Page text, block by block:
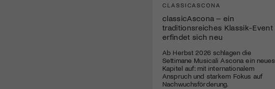
CLASSICASCONA
classicAscona – ein
traditionsreiches Klassik-Event
erfindet sich neu
Ab Herbst 2026 schlagen die
Settimane Musicali Ascona ein neues
Kapitel auf: mit internationalem
Anspruch und starkem Fokus auf
Nachwuchsförderung.